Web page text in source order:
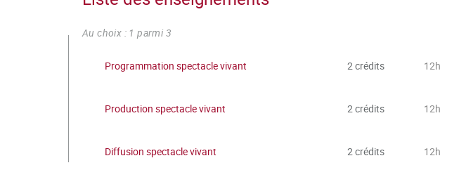
Au choix : 1 parmi 3
Programmation spectacle vivant 2 crédits 12h
Production spectacle vivant 2 crédits 12h
Diffusion spectacle vivant 2 crédits 12h